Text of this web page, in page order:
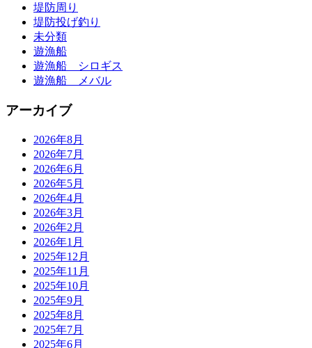
堤防周り
堤防投げ釣り
未分類
遊漁船
遊漁船 シロギス
遊漁船 メバル
アーカイブ
2026年8月
2026年7月
2026年6月
2026年5月
2026年4月
2026年3月
2026年2月
2026年1月
2025年12月
2025年11月
2025年10月
2025年9月
2025年8月
2025年7月
2025年6月